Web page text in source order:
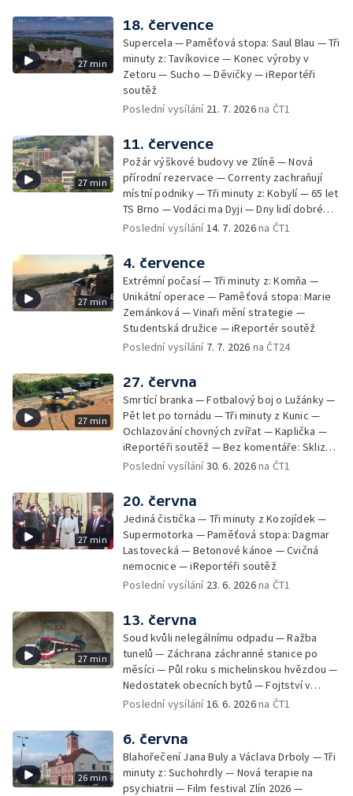
27 min
18. července
Supercela — Paměťová stopa: Saul Blau — Tři
minuty z: Tavíkovice — Konec výroby v
Zetoru — Sucho — Děvičky — iReportéři
soutěž
Poslední vysílání 21. 7. 2026na ČT1
27 min
11. července
Požár výškové budovy ve Zlíně — Nová
přírodní rezervace — Correnty zachraňují
místní podniky — Tři minuty z: Kobylí — 65 let
TS Brno — Vodáci ma Dyji — Dny lidí dobré
vůle — iReportéři soutěž
Poslední vysílání14. 7. 2026na ČT1
27 min
4. července
Extrémní počasí — Tři minuty z: Komňa —
Unikátní operace — Paměťová stopa: Marie
Zemánková — Vinaři mění strategie —
Studentská družice — iReportér soutěž
Poslední vysílání 7. 7. 2026 na ČT24
27 min
27. června
Smrtící branka — Fotbalový boj o Lužánky —
Pět let po tornádu — Tři minuty z Kunic —
Ochlazování chovných zvířat — Kaplička —
iReportéři soutěž — Bez komentáře: Sklizeň
obilí v Bulharech
Poslední vysílání30. 6. 2026na ČT1
27 min
20. června
Jediná čistička — Tři minuty z Kozojídek —
Supermotorka — Paměťová stopa: Dagmar
Lastovecká — Betonové kánoe — Cvičná
nemocnice — iReportéři soutěž
Poslední vysílání 23. 6. 2026na ČT1
27 min
13. června
Soud kvůli nelegálnímu odpadu — Ražba
tunelů — Záchrana záchranné stanice po
měsíci — Půl roku s michelinskou hvězdou —
Nedostatek obecních bytů — Fojtství v
Jasenné — iReportéři soutěž
Poslední vysílání16. 6. 2026na ČT1
26 min
6. června
Blahořečení Jana Buly a Václava Drboly — Tři
minuty z: Suchohrdly — Nová terapie na
psychiatrii — Film festival Zlín 2026 —